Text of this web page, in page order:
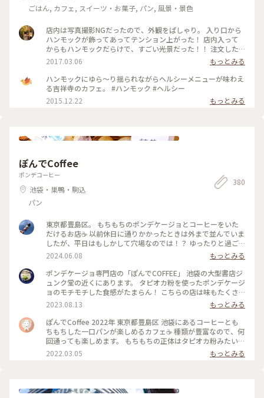
ごはん, カフェ, スイーツ・お菓子, パン, 風景・景色
店内は写真撮影NGだったので、外観をぱしゃり。 入り口から
ハンモックが飾ってあってテンション上がった！ 店内入って
からもハンモックだらけで、すごい光景だった！！ 注文した
ものは、ガパオライスとレモネード。 ガパオライスは日本人
に合うようにアレンジされてて、レモネードはちょい酸っぱめ
でした！ あとトイレが広くてお洒落すぎて、ビビった。笑 全
体的にお洒落で、素敵な空間でした♫ #吉祥寺 #ハンモック #
カフェ
2017.03.06
もっとみる
ハンモックにゆら～り揺られながらヘルシーメニューが味わえ
る吉祥寺のカフェ。 #ハンモック #ヘルシー
2015.12.22
もっとみる
ぽんでCoffee
ポンデコーヒー
池袋・巣鴨・駒込
パン
380
東京都豊島区。 もちもちのポンデケージョとコーヒーをいた
だけるお店☕️ 以前休日に通りかかったときは外まで並んでいま
したが、平日はもしかして穴場なのでは！？ ゆったりと過ご
せました✨ この日選んだポンデケージョは、プレーンとラムレ
ーズンとホワイトチョコ。 日替わりで種類が変わるようなの
で、また違うお味試してみたいです🎵 2024.6.5 ・ #池袋カフ
ェ #ひとりカフェ
2024.06.08
もっとみる
ポンデケージョ専門店の「ぽんでCOFFEE」 池袋の大型書店ジ
ュンク堂の近くにあります。 タピオカ粉を使ったポンデケージ
ョのモチモチした食感がたまらん！ こちらの店は味もたくさ
んあって迷ってしまいます。今日は、ゆかり、クリームチー
ズ、シナモンを選びました。 いつもは、入り口の外にもお客
さんが並んでいましたが、今日は連休中の台風🌀接近という事
もあってか？並ばずに入れましたーラッキー✌️ 来るたびに並ん
でいるポンデケージョは違うので、何度行っても新鮮。 #私の
2023.08.13
もっとみる
ぽんでCoffee 2022年 東京都豊島区 池袋にあるコーヒーとも
ちもちした一口パンが楽しめるカフェ☕️ 種類が豊富なので、何
回通っても楽しめます。 もちもちの正体はタピオカ粉みたいで
す。 #池袋 #カフェ #コーヒー
2022.03.05 もっとみる